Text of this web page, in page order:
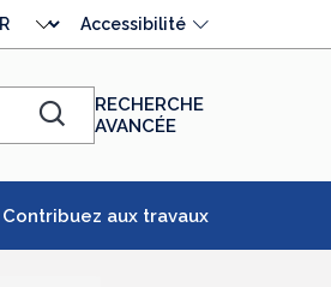
Accessibilité
Chercher
RECHERCHE
AVANCÉE
Contribuez aux travaux